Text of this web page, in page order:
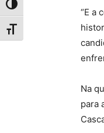
Toggle High Contrast
Toggle Font size
“E a
Na
para